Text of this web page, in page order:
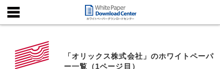
「オリックス株式会社」のホワイトペーパ
ー一覧（1ページ目）